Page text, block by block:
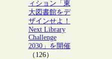
ィション「東
大図書館をデ
ザインせよ！
Next Library
Challenge
2030」を開催
（126）